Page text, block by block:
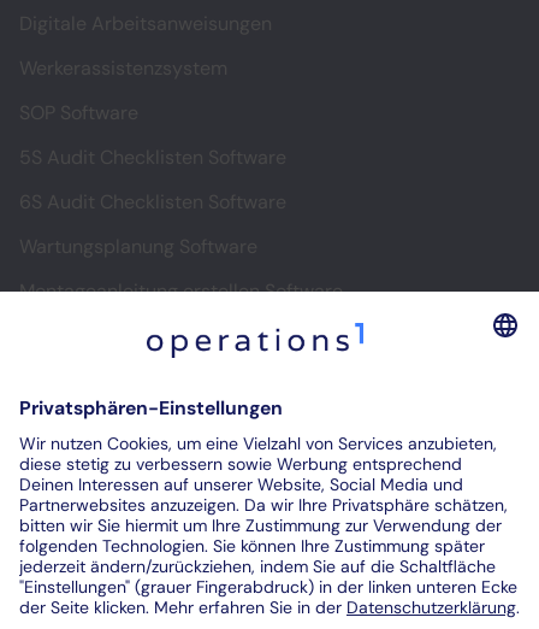
Digitale Arbeitsanweisungen
Werkerassistenzsystem
SOP Software
5S Audit Checklisten Software
6S Audit Checklisten Software
Wartungsplanung Software
Montageanleitung erstellen Software
Software für digitale Montageanleitungen
Prüfberichte digitalisieren
Kontakt